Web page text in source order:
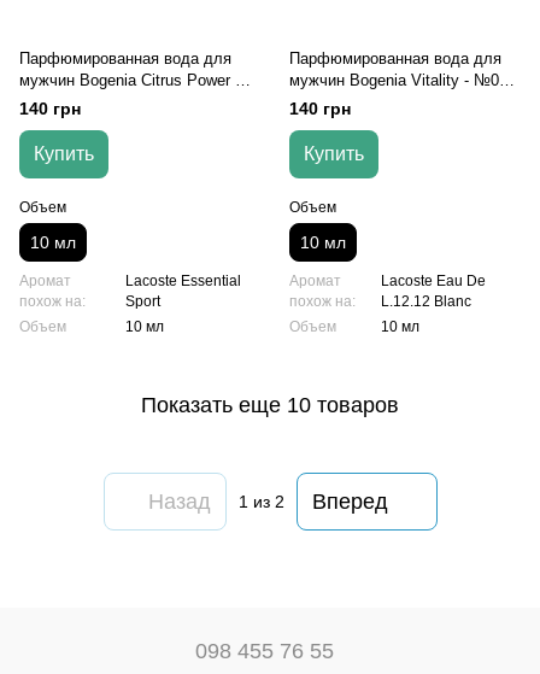
Парфюмированная вода для
мужчин Bogenia Citrus Power -
№029, 10 мл
140 грн
Купить
Объем
10 мл
Аромат
похож на:
Lacoste Essential
Sport
Объем
10 мл
Парфюмированная вода для
мужчин Bogenia Vitality - №030,
10 мл
140 грн
Купить
Объем
10 мл
Аромат
похож на:
Lacoste Eau De
L.12.12 Blanc
Объем
10 мл
Показать еще 10 товаров
Назад 1 из 2 Вперед
098 455 76 55